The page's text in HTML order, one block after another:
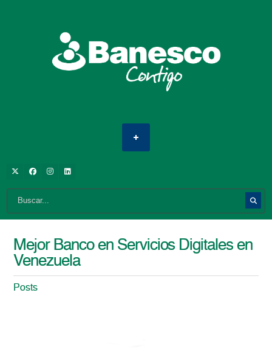
Mejor Banco en Servicios Digitales en
Venezuela
Posts